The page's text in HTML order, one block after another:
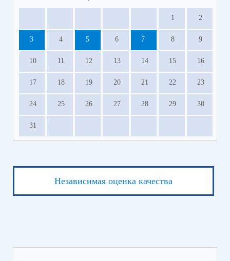
1 2
3 4 5 6 7 8 9
10 11 12 13 14 15 16
17 18 19 20 21 22 23
24 25 26 27 28 29 30
31
Независимая оценка качества